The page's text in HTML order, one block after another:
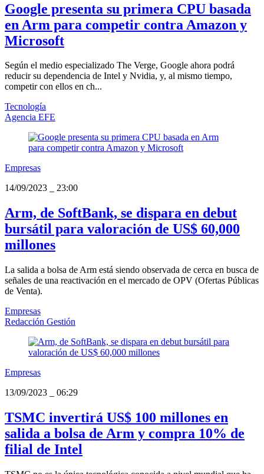
Google presenta su primera CPU basada
en Arm para competir contra Amazon y
Microsoft
Según el medio especializado The Verge, Google ahora podrá
reducir su dependencia de Intel y Nvidia, y, al mismo tiempo,
competir con ellos en ch...
Tecnología
Agencia EFE
Empresas
14/09/2023
23:00
Arm, de SoftBank, se dispara en debut
bursátil para valoración de US$ 60,000
millones
La salida a bolsa de Arm está siendo observada de cerca en busca de
señales de una reactivación en el mercado de OPV (Ofertas Públicas
de Venta).
Empresas
Redacción Gestión
Empresas
13/09/2023
06:29
TSMC invertirá US$ 100 millones en
salida a bolsa de Arm y compra 10% de
filial de Intel